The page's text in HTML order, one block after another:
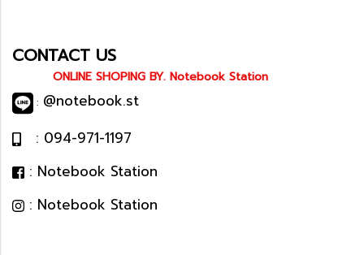
CONTACT US
ONLINE SHOPING BY. Notebook Station
: @notebook.st
: 094-971-1197
: Notebook Station
: Notebook Station